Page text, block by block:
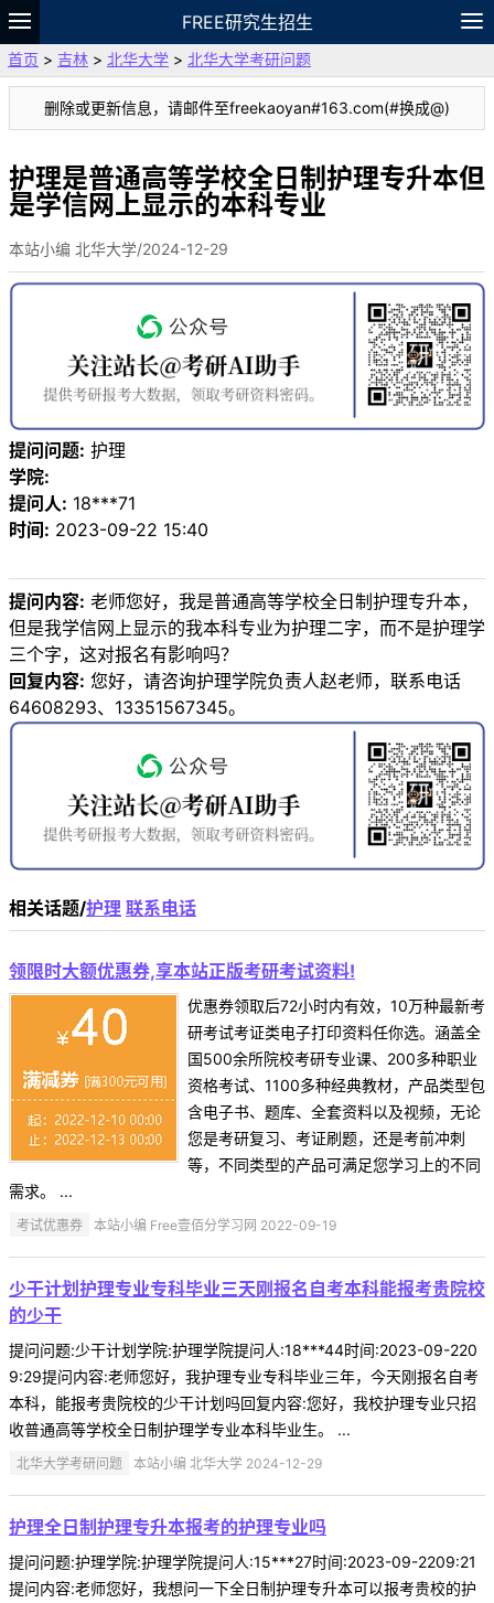
FREE研究生招生
题库
故事 专题 APP 笔记
VIP
资料
首页 > 吉林 > 北华大学 > 北华大学考研问题
删除或更新信息，请邮件至freekaoyan#163.com(#换成@)
护理是普通高等学校全日制护理专升本但
是学信网上显示的本科专业
本站小编 北华大学/2024-12-29
提问问题: 护理
学院:
提问人: 18***71
时间: 2023-09-22 15:40
提问内容: 老师您好，我是普通高等学校全日制护理专升本，
但是我学信网上显示的我本科专业为护理二字，而不是护理学
三个字，这对报名有影响吗？
回复内容: 您好，请咨询护理学院负责人赵老师，联系电话
64608293、13351567345。
相关话题/护理 联系电话
领限时大额优惠券,享本站正版考研考试资料!
优惠券领取后72小时内有效，10万种最新考
研考试考证类电子打印资料任你选。涵盖全
国500余所院校考研专业课、200多种职业
资格考试、1100多种经典教材，产品类型包
含电子书、题库、全套资料以及视频，无论
您是考研复习、考证刷题，还是考前冲刺
等，不同类型的产品可满足您学习上的不同
需求。 ...
考试优惠券 本站小编 Free壹佰分学习网 2022-09-19
少干计划护理专业专科毕业三天刚报名自考本科能报考贵院校
的少干
提问问题:少干计划学院:护理学院提问人:18***44时间:2023-09-220
9:29提问内容:老师您好，我护理专业专科毕业三年，今天刚报名自考
本科，能报考贵院校的少干计划吗回复内容:您好，我校护理专业只招
收普通高等学校全日制护理学专业本科毕业生。 ...
北华大学考研问题 本站小编 北华大学 2024-12-29
护理全日制护理专升本报考的护理专业吗
提问问题:护理学院:护理学院提问人:15***27时间:2023-09-2209:21
提问内容:老师您好，我想问一下全日制护理专升本可以报考贵校的护